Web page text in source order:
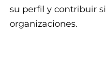
su perfil y contribuir
organizaciones.